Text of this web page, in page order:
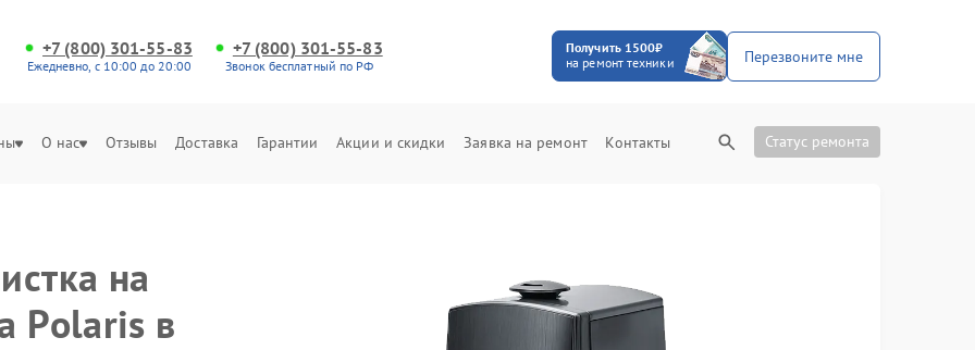
+7 (800) 301-55-83
Ежедневно, с 10:00 до 20:00
+7 (800) 301-55-83
Звонок бесплатный по РФ
Получить 1500₽
на ремонт техники
Перезвоните мне
О нас Отзывы Доставка Гарантии Акции и скидки Заявка на ремонт Контакты Статус ремонта
на
Polaris в